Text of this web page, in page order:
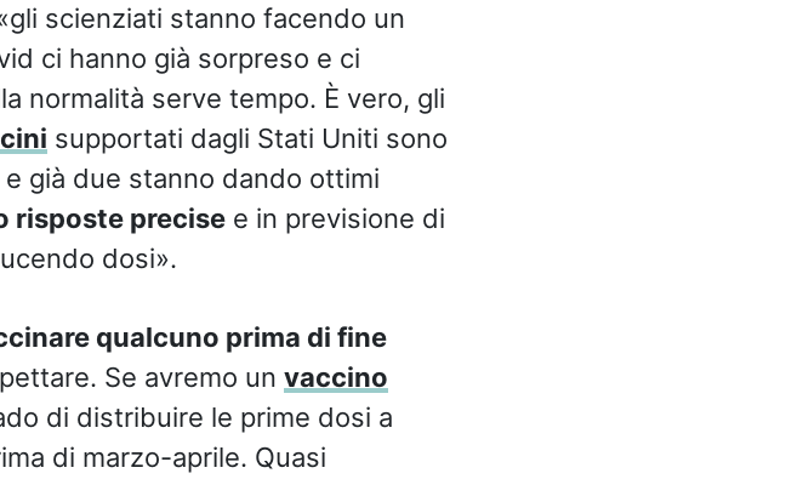
scienziati stanno facendo un
ci hanno già sorpreso e ci
normalità serve tempo. È vero, gli
supportati dagli Stati Uniti sono
già due stanno dando ottimi
risposte precisee in previsione di
dosi».
qualcuno prima di fine
Se avremo un vaccino
di distribuire le prime dosi a
di marzo-aprile. Quasi